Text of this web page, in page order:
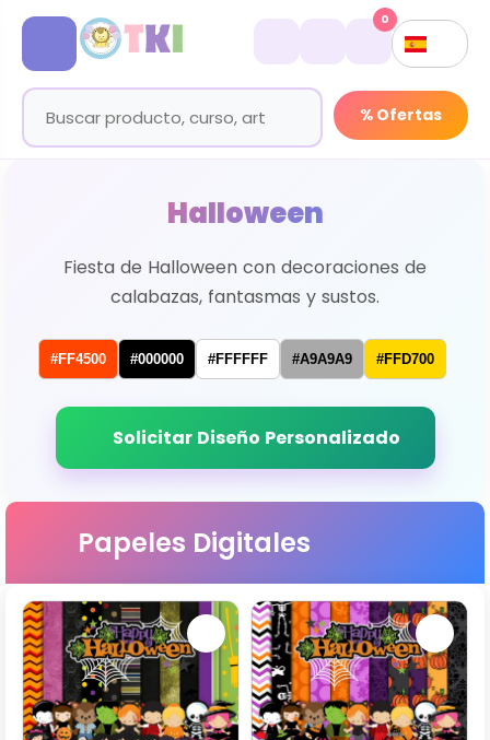
% Ofertas
0
Halloween
Fiesta de Halloween con decoraciones de
calabazas, fantasmas y sustos.
#FF4500 #000000 #FFFFFF #A9A9A9 #FFD700
Solicitar Diseño Personalizado
Papeles Digitales